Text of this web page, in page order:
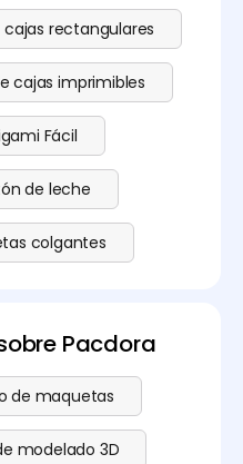
rectangulares
cajas imprimibles
Fácil
de leche
colgantes
Pacdora
de maquetas
modelado 3D